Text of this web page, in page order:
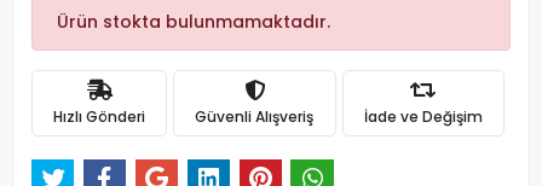
Ürün stokta bulunmamaktadır.
Hızlı Gönderi Güvenli Alışveriş İade ve Değişim